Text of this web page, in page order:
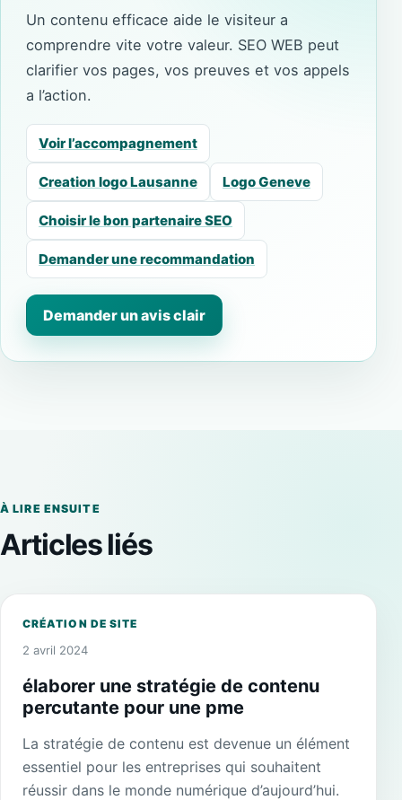
Un contenu efficace aide le visiteur a
comprendre vite votre valeur. SEO WEB peut
clarifier vos pages, vos preuves et vos appels
a l’action.
Voir l’accompagnement
Creation logo Lausanne Logo Geneve
Choisir le bon partenaire SEO
Demander une recommandation
Demander un avis clair
À LIRE ENSUITE
Articles liés
CRÉATION DE SITE
2 avril 2024
élaborer une stratégie de contenu
percutante pour une pme
La stratégie de contenu est devenue un élément
essentiel pour les entreprises qui souhaitent
réussir dans le monde numérique d’aujourd’hui.